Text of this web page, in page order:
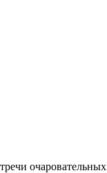
очаровательных